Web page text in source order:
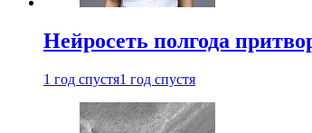
Нейросеть полгода
1 год спустя1 год спустя